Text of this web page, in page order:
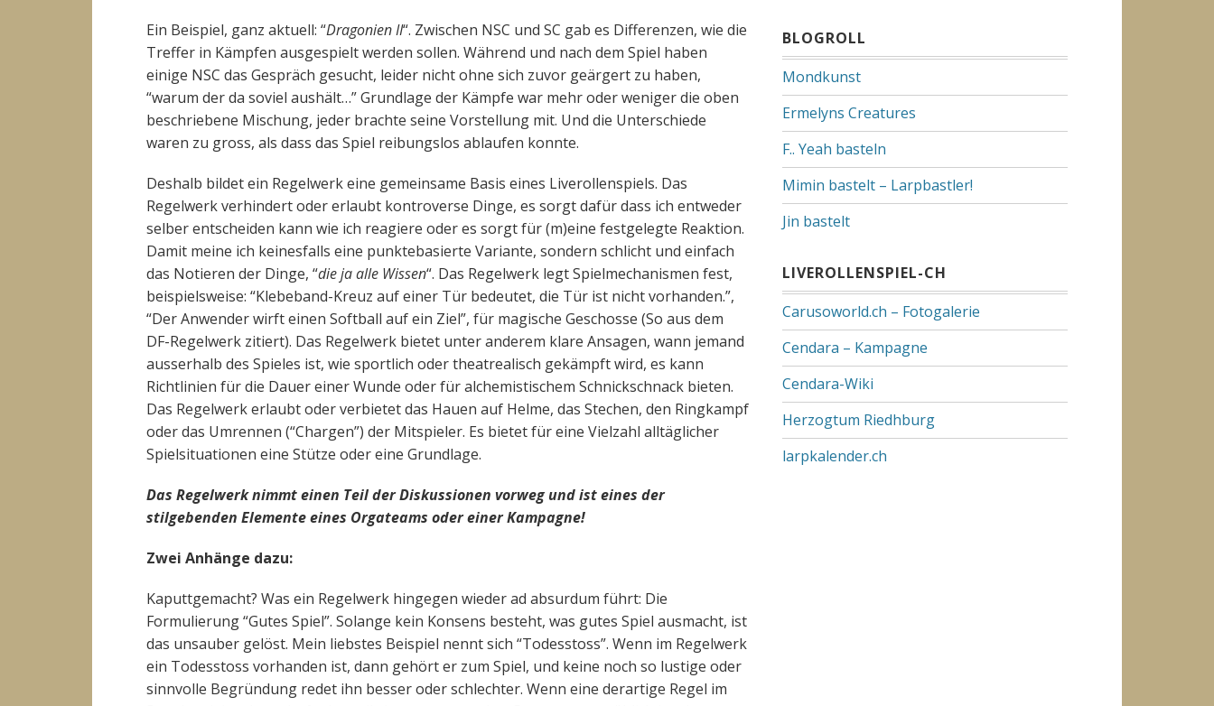
Ein Beispiel, ganz aktuell: “Dragonien II“. Zwischen NSC und SC gab es Differenzen, wie die
Treffer in Kämpfen ausgespielt werden sollen. Während und nach dem Spiel haben
einige NSC das Gespräch gesucht, leider nicht ohne sich zuvor geärgert zu haben,
“warum der da soviel aushält…” Grundlage der Kämpfe war mehr oder weniger die oben
beschriebene Mischung, jeder brachte seine Vorstellung mit. Und die Unterschiede
waren zu gross, als dass das Spiel reibungslos ablaufen konnte.
Deshalb bildet ein Regelwerk eine gemeinsame Basis eines Liverollenspiels. Das
Regelwerk verhindert oder erlaubt kontroverse Dinge, es sorgt dafür dass ich entweder
selber entscheiden kann wie ich reagiere oder es sorgt für (m)eine festgelegte Reaktion.
Damit meine ich keinesfalls eine punktebasierte Variante, sondern schlicht und einfach
das Notieren der Dinge, “die ja alle Wissen“. Das Regelwerk legt Spielmechanismen fest,
beispielsweise: “Klebeband-Kreuz auf einer Tür bedeutet, die Tür ist nicht vorhanden.”,
“Der Anwender wirft einen Softball auf ein Ziel”, für magische Geschosse (So aus dem
DF-Regelwerk zitiert). Das Regelwerk bietet unter anderem klare Ansagen, wann jemand
ausserhalb des Spieles ist, wie sportlich oder theatrealisch gekämpft wird, es kann
Richtlinien für die Dauer einer Wunde oder für alchemistischem Schnickschnack bieten.
Das Regelwerk erlaubt oder verbietet das Hauen auf Helme, das Stechen, den Ringkampf
oder das Umrennen (“Chargen”) der Mitspieler. Es bietet für eine Vielzahl alltäglicher
Spielsituationen eine Stütze oder eine Grundlage.
Das Regelwerk nimmt einen Teil der Diskussionen vorweg und ist eines der
stilgebenden Elemente eines Orgateams oder einer Kampagne!
Zwei Anhänge dazu:
Kaputtgemacht? Was ein Regelwerk hingegen wieder ad absurdum führt: Die
Formulierung “Gutes Spiel”. Solange kein Konsens besteht, was gutes Spiel ausmacht, ist
das unsauber gelöst. Mein liebstes Beispiel nennt sich “Todesstoss”. Wenn im Regelwerk
ein Todesstoss vorhanden ist, dann gehört er zum Spiel, und keine noch so lustige oder
sinnvolle Begründung redet ihn besser oder schlechter. Wenn eine derartige Regel im
BLOGROLL
Mondkunst
Ermelyns Creatures
F.. Yeah basteln
Mimin bastelt – Larpbastler!
Jin bastelt
LIVEROLLENSPIEL-CH
Carusoworld.ch – Fotogalerie
Cendara – Kampagne
Cendara-Wiki
Herzogtum Riedhburg
larpkalender.ch